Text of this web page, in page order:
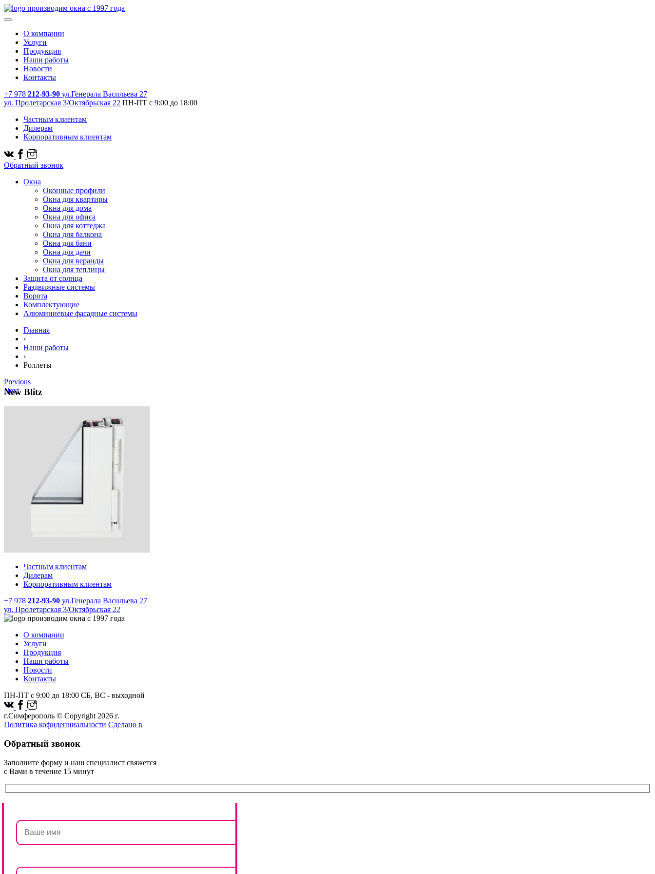
производим окна с 1997 года
О компании
Услуги
Продукция
Наши работы
Новости
Контакты
+7 978 212-93-90 ул.Генерала Васильева 27
ул. Пролетарская 3/Октябрьская 22 ПН-ПТ с 9:00 до 18:00
Частным клиентам
Дилерам
Корпоративным клиентам
Обратный звонок
Окна
Оконные профили
Окна для квартиры
Окна для дома
Окна для офиса
Окна для коттеджа
Окна для балкона
Окна для бани
Окна для дачи
Окна для веранды
Окна для теплицы
Защита от солнца
Раздвижные системы
Ворота
Комплектующие
Алюминиевые фасадные системы
Главная
›
Наши работы
›
Роллеты
Previous
Next
New Blitz
Частным клиентам
Дилерам
Корпоративным клиентам
+7 978 212-93-90 ул.Генерала Васильева 27
ул. Пролетарская 3/Октябрьская 22
производим окна с 1997 года
О компании
Услуги
Продукция
Наши работы
Новости
Контакты
ПН-ПТ с 9:00 до 18:00 СБ, ВС - выходной
г.Симферополь © Copyright 2026 г.
Политика кофиденциальности Сделано в
Обратный звонок
Заполните форму и наш специалист свяжется
с Вами в течение 15 минут